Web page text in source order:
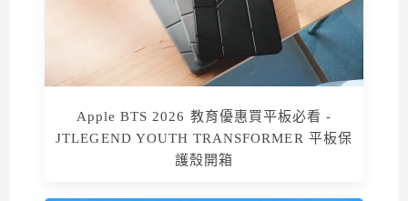
Apple BTS 2026 教育優惠買平板必看 -
JTLEGEND YOUTH TRANSFORMER 平板保
護殼開箱